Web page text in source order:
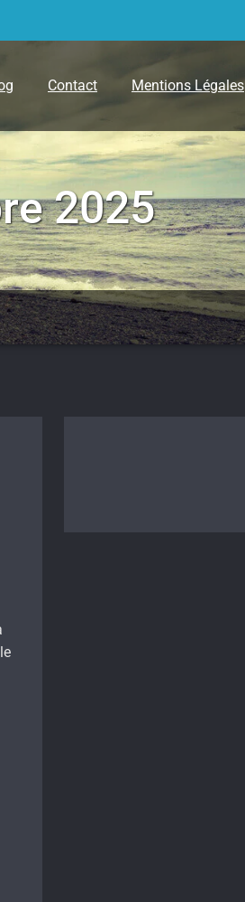
Contact Mentions Légales
2025